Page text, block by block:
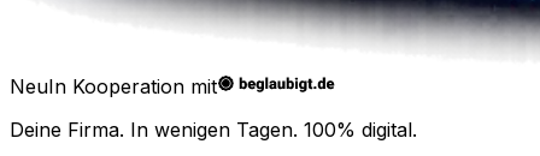
NeuIn Kooperation mit
Deine Firma. In wenigen Tagen. 100% digital.